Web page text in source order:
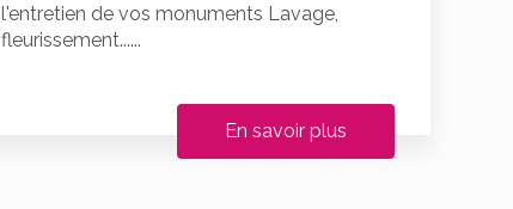
l'entretien de vos monuments Lavage,
fleurissement......
En savoir plus